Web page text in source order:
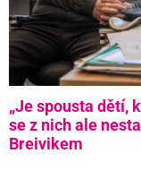
„Je spousta dětí,
se z nich ale
Breivikem